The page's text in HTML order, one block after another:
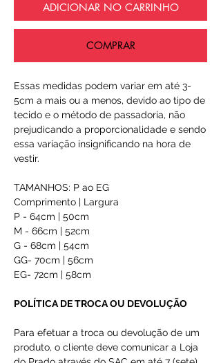
ADICIONAR NO CARRINHO
COMPRAR
Essas medidas podem variar em até 3-
5cm a mais ou a menos, devido ao tipo de
tecido e o método de passadoria, não
prejudicando a proporcionalidade e sendo
essa variação insignificando na hora de
vestir.
TAMANHOS: P ao EG
Comprimento | Largura
P - 64cm | 50cm
M - 66cm | 52cm
G - 68cm | 54cm
GG- 70cm | 56cm
EG- 72cm | 58cm
POLÍTICA DE TROCA OU DEVOLUÇÃO
Para efetuar a troca ou devolução de um
produto, o cliente deve comunicar a Loja